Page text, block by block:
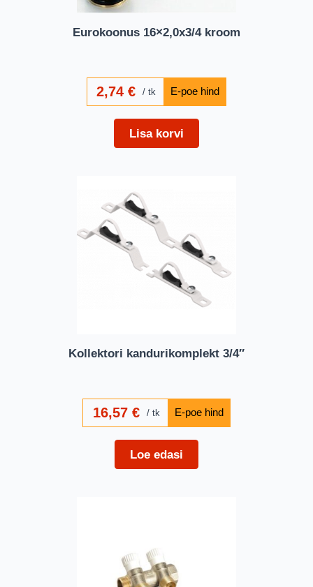
Eurokoonus 16×2,0x3/4 kroom
2,74€ tk
Lisa korvi
Kollektori kandurikomplekt 3/4″
16,57 € tk
Loe edasi